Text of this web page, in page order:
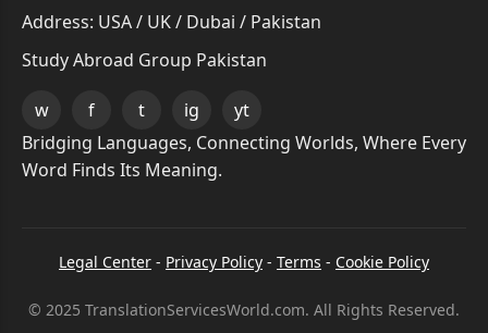
Address: USA / UK / Dubai / Pakistan
Study Abroad Group Pakistan
w f t ig
yt
Bridging Languages, Connecting Worlds, Where Every
Word Finds Its Meaning.
Legal Center - Privacy Policy - Terms - Cookie Policy
© 2025 TranslationServicesWorld.com. All Rights Reserved.